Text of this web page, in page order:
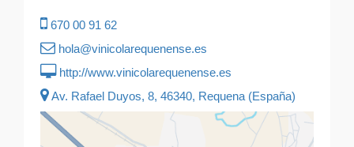
670 00 91 62
hola@vinicolarequenense.es
http://www.vinicolarequenense.es
Av. Rafael Duyos, 8, 46340, Requena (España)